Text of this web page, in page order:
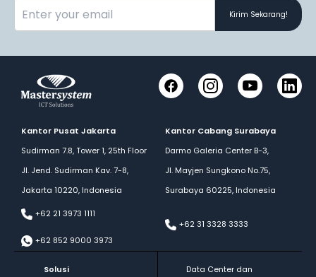
Kirim Sekarang!
FacebookInstagramYouTube
Kantor Pusat Jakarta
Sudirman 7.8, Tower 1, 25th Floor
Jl. Jend. Sudirman Kav. 7-8,
Jakarta 10220, Indonesia
+62 21 3973 1111
+62 852 9000 3973
Kantor Cabang Surabaya
Darmo Galeria Center B-3,
Jl. Mayjen Sungkono No.75,
Surabaya 60225, Indonesia
+62 31 3328 3333
Solusi
Data Center dan